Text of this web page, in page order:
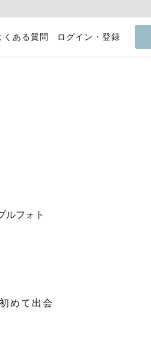
くある質問 ログイン・登録
めて出会